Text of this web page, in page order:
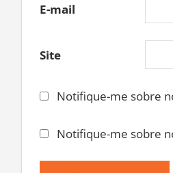
E-mail
Site
Notifique-me sobre
Notifique-me sobre